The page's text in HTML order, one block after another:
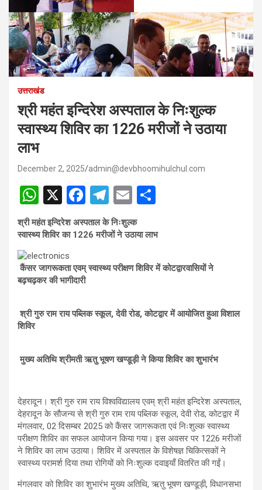
उत्तराखंड
श्री महंत इन्दिरेश अस्पताल के निःशुल्क
स्वास्थ्य शिविर का 1226 मरीजों ने उठाया
लाभ
December 2, 2025 admin@devbhoomihulchul.com
W
h
at
s
A
p
p
X
F
a
ce
o
k
T
el
e
a
E
m
ail ar
श्री महंत इन्दिरेश अस्पताल के निःशुल्क
स्वास्थ्य शिविर का 1226 मरीजों ने उठाया लाभ
कैंसर जागरूकता एवम् स्वास्थ्य परीक्षण शिविर में कोटद्वारवासियों ने
बढ़चढ़कर की भागीदारी
श्री गुरु राम राय पब्लिक स्कूल, देवी रोड, कोटद्वार में आयोजित हुआ विशाल
शिविर
मुख्य अतिथि श्रीमती ऋतु भूषण खण्डूड़ी ने किया शिविर का शुभारंभ
देहरादून। श्री गुरु राम राय विश्वविद्यालय एवम् श्री महंत इन्दिरेश अस्पताल,
देहरादून के सौजन्य से श्री गुरु राम राय पब्लिक स्कूल, देवी रोड, कोटद्वार में
मंगलवार, 02 दिसम्बर 2025 को कैंसर जागरूकता एवं निःशुल्क स्वास्थ्य
परीक्षण शिविर का सफल आयोजन किया गया। इस अवसर पर 1226 मरीजों
ने शिविर का लाभ उठाया। शिविर में अस्पताल के विशेषज्ञ चिकित्सकों ने
स्वास्थ्य परामर्श दिया तथा रोगियों को निःशुल्क दवाइयाँ वितरित की गईं।
मंगलवार को शिविर का शुभारंभ मुख्य अतिथि, ऋतु भूषण खण्डूड़ी, विधानसभा